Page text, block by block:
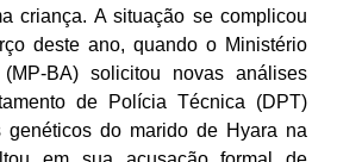
criança. A situação se complicou
deste ano, quando o Ministério
BA) solicitou novas análises
de Polícia Técnica (DPT)
genéticos do marido de Hyara na